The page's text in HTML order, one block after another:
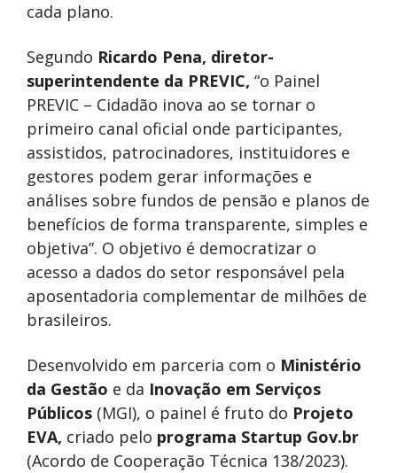
cada plano.
Segundo Ricardo Pena, diretor-
superintendente da PREVIC, “o Painel
PREVIC – Cidadão inova ao se tornar o
primeiro canal oficial onde participantes,
assistidos, patrocinadores, instituidores e
gestores podem gerar informações e
análises sobre fundos de pensão e planos de
benefícios de forma transparente, simples e
objetiva”. O objetivo é democratizar o
acesso a dados do setor responsável pela
aposentadoria complementar de milhões de
brasileiros.
Desenvolvido em parceria com o Ministério
da Gestão e da Inovação em Serviços
Públicos (MGI), o painel é fruto do Projeto
EVA, criado pelo programa Startup Gov.br
(Acordo de Cooperação Técnica 138/2023).